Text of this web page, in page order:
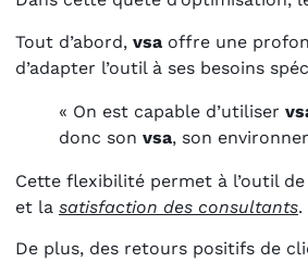
Tout d’abord, vsa offre une
d’adapter l’outil à ses besoins
« On est capable d’utiliser
donc son vsa, son
Cette flexibilité permet à l’outil
et la satisfaction des consultants.
De plus, des retours positifs de